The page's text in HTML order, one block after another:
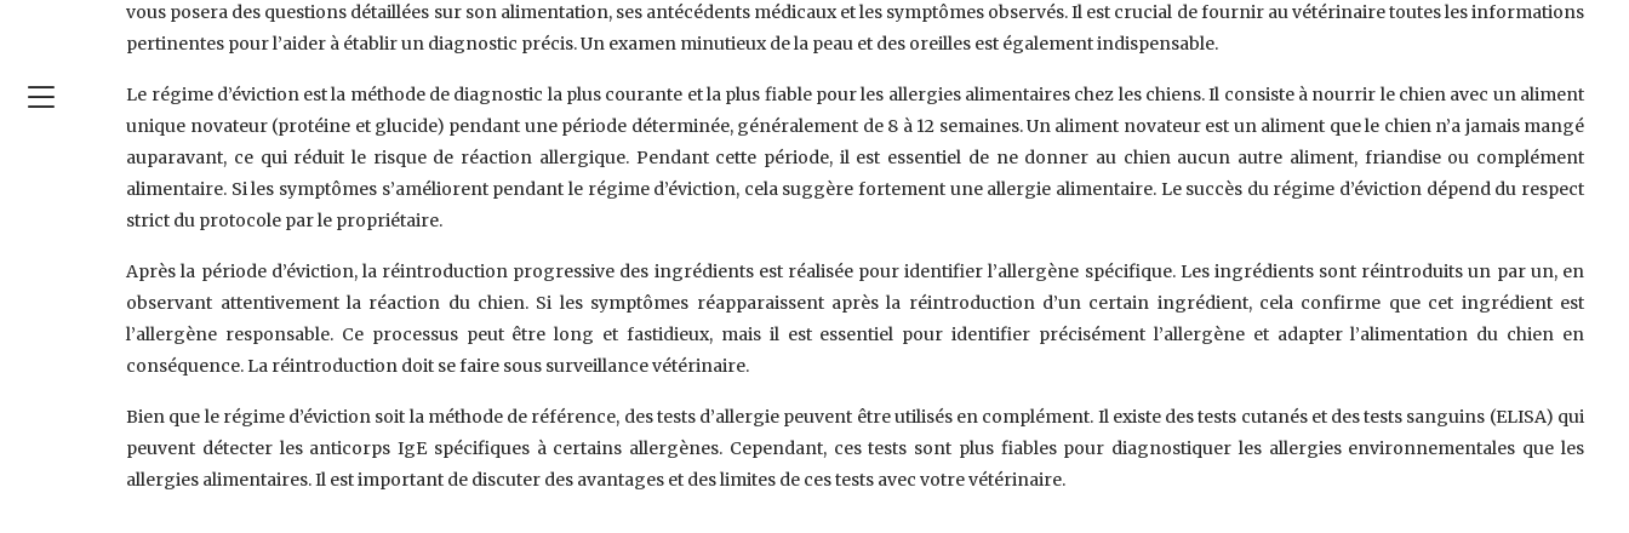
vous posera des questions détaillées sur son alimentation, ses antécédents médicaux et les symptômes observés. Il est crucial de fournir au vétérinaire toutes les informations
pertinentes pour l’aider à établir un diagnostic précis. Un examen minutieux de la peau et des oreilles est également indispensable.
Le régime d’éviction est la méthode de diagnostic la plus courante et la plus fiable pour les allergies alimentaires chez les chiens. Il consiste à nourrir le chien avec un aliment
unique novateur (protéine et glucide) pendant une période déterminée, généralement de 8 à 12 semaines. Un aliment novateur est un aliment que le chien n’a jamais mangé
auparavant, ce qui réduit le risque de réaction allergique. Pendant cette période, il est essentiel de ne donner au chien aucun autre aliment, friandise ou complément
alimentaire. Si les symptômes s’améliorent pendant le régime d’éviction, cela suggère fortement une allergie alimentaire. Le succès du régime d’éviction dépend du respect
strict du protocole par le propriétaire.
Après la période d’éviction, la réintroduction progressive des ingrédients est réalisée pour identifier l’allergène spécifique. Les ingrédients sont réintroduits un par un, en
observant attentivement la réaction du chien. Si les symptômes réapparaissent après la réintroduction d’un certain ingrédient, cela confirme que cet ingrédient est
l’allergène responsable. Ce processus peut être long et fastidieux, mais il est essentiel pour identifier précisément l’allergène et adapter l’alimentation du chien en
conséquence. La réintroduction doit se faire sous surveillance vétérinaire.
Bien que le régime d’éviction soit la méthode de référence, des tests d’allergie peuvent être utilisés en complément. Il existe des tests cutanés et des tests sanguins (ELISA) qui
peuvent détecter les anticorps IgE spécifiques à certains allergènes. Cependant, ces tests sont plus fiables pour diagnostiquer les allergies environnementales que les
allergies alimentaires. Il est important de discuter des avantages et des limites de ces tests avec votre vétérinaire.